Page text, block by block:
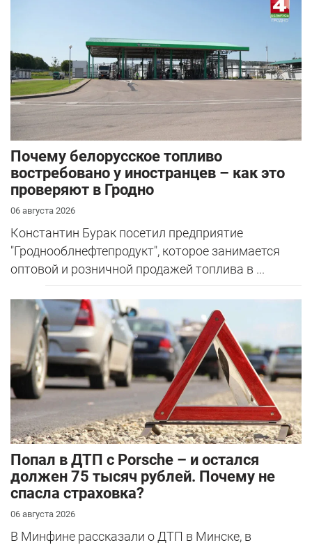
Почему белорусское топливо
востребовано у иностранцев – как это
проверяют в Гродно
06 августа 2026
Константин Бурак посетил предприятие
"Гроднооблнефтепродукт", которое занимается
оптовой и розничной продажей топлива в ...
​Попал в ДТП с Porsche – и остался
должен 75 тысяч рублей. Почему не
спасла страховка?
06 августа 2026
В Минфине рассказали о ДТП в Минске, в